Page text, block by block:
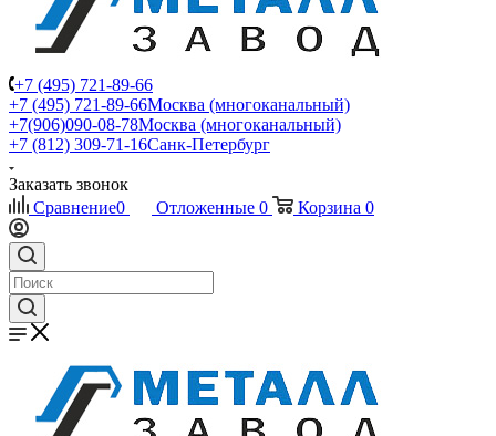
+7 (495) 721-89-66
+7 (495) 721-89-66Москва (многоканальный)
+7(906)090-08-78Москва (многоканальный)
+7 (812) 309-71-16Санк-Петербург
Заказать звонок
Сравнение0 Отложенные 0 Корзина 0